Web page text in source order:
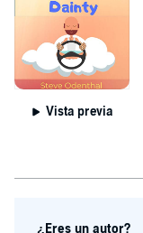
Vista previa
¿Eres un autor?